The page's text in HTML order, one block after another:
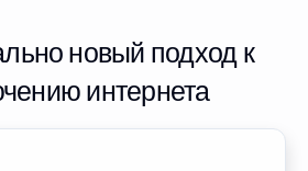
новый подход к
интернета